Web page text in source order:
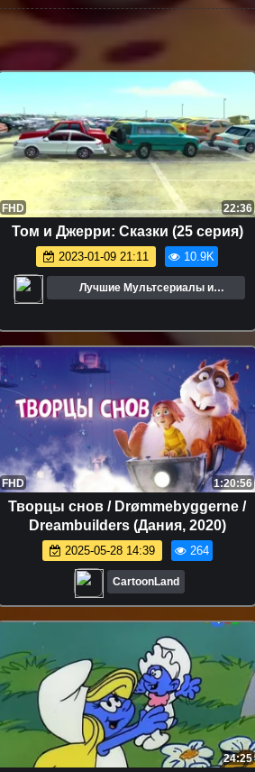
FHD 22:36
Том и Джерри: Сказки (25 серия)
2023-01-09 21:11 10.9K
Лучшие Мультсериалы и
Мультфильмы
FHD 1:20:56
Творцы снов / Drømmebyggerne /
Dreambuilders (Дания, 2020)
2025-05-28 14:39 264
CartoonLand
24:25